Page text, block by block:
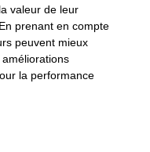
valeur de leur
prenant en compte
peuvent mieux
améliorations
la performance